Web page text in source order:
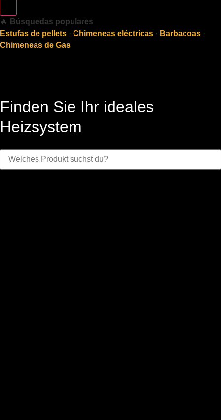
🔥 Búsquedas populares
Estufas de pellets · Chimeneas eléctricas · Barbacoas ·
Chimeneas de Gas
Finden Sie Ihr ideales
Heizsystem